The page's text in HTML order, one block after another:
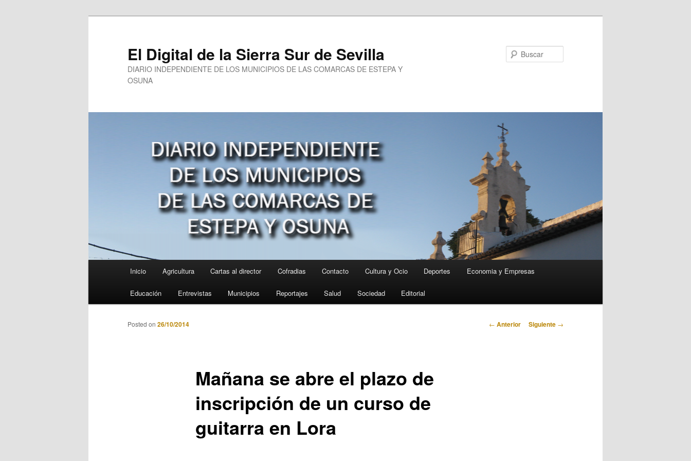
El Digital de la Sierra Sur de Sevilla
DIARIO INDEPENDIENTE DE LOS MUNICIPIOS DE LAS COMARCAS DE ESTEPA Y
OSUNA
Inicio Agricultura Cartas al director Cofradias Contacto Cultura y Ocio Deportes Economia y Empresas
Educación Entrevistas Municipios Reportajes Salud Sociedad Editorial
Navegación
← Anterior Siguiente →
Mañana se abre el plazo de
inscripción de un curso de
guitarra en Lora
Posted on 26/10/2014